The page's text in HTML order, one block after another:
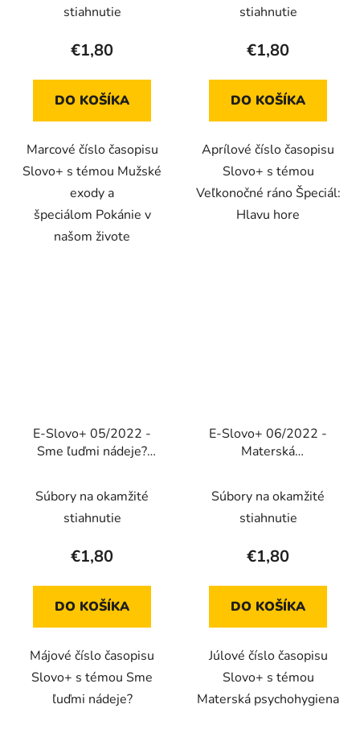
stiahnutie
€1,80
DO KOŠÍKA
Marcové číslo časopisu
Slovo+ s témou Mužské
exody a
špeciálom Pokánie v
našom živote
stiahnutie
€1,80
DO KOŠÍKA
Aprílové číslo časopisu
Slovo+ s témou
Veľkonočné ráno Špeciál:
Hlavu hore
E-Slovo+ 05/2022 -
Sme ľuďmi nádeje?
Súbory na okamžité
stiahnutie
€1,80
DO KOŠÍKA
Májové číslo časopisu
Slovo+ s témou Sme
ľuďmi nádeje?
E-Slovo+ 06/2022 -
Materská
(Elektronické vydanie)
Súbory na okamžité
stiahnutie
€1,80
DO KOŠÍKA
Júlové číslo časopisu
Slovo+ s témou
Materská psychohygiena